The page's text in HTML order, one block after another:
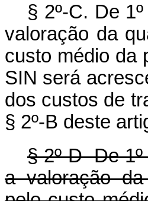
§ 2º-C. De
valoração da
custo médio da
SIN será
dos custos de
§ 2º-B deste
§ 2º-D De
a valoração da